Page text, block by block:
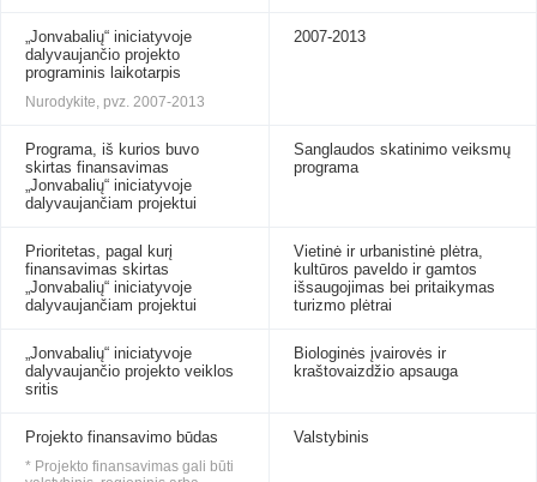
„Jonvabalių“ iniciatyvoje
dalyvaujančio projekto
programinis laikotarpis
Nurodykite, pvz. 2007-2013
2007-2013
Programa, iš kurios buvo
skirtas finansavimas
„Jonvabalių“ iniciatyvoje
dalyvaujančiam projektui
Sanglaudos skatinimo veiksmų
programa
Prioritetas, pagal kurį
finansavimas skirtas
„Jonvabalių“ iniciatyvoje
dalyvaujančiam projektui
Vietinė ir urbanistinė plėtra,
kultūros paveldo ir gamtos
išsaugojimas bei pritaikymas
turizmo plėtrai
„Jonvabalių“ iniciatyvoje
dalyvaujančio projekto veiklos
sritis
Biologinės įvairovės ir
kraštovaizdžio apsauga
Projekto finansavimo būdas
* Projekto finansavimas gali būti
Valstybinis